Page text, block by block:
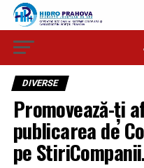
DIVERSE
Promovează-ți
publicarea de
pe